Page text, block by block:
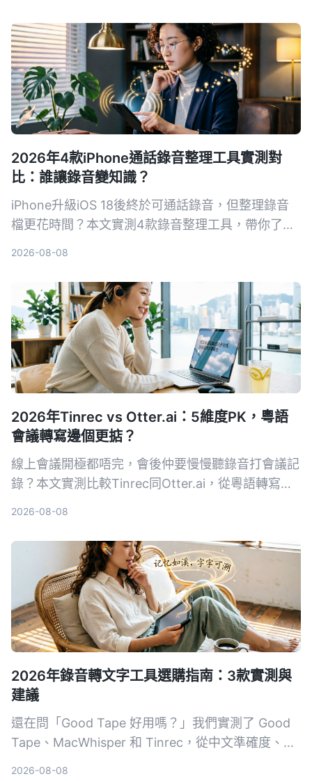
2026年4款iPhone通話錄音整理工具實測對
比：誰讓錄音變知識？
iPhone升級iOS 18後終於可通話錄音，但整理錄音
檔更花時間？本文實測4款錄音整理工具，帶你了解
2026-08-08
2026年Tinrec vs Otter.ai：5維度PK，粵語
會議轉寫邊個更掂？
線上會議開極都唔完，會後仲要慢慢聽錄音打會議記
錄？本文實測比較Tinrec同Otter.ai，從粵語轉寫、
2026-08-08
2026年錄音轉文字工具選購指南：3款實測與
建議
還在問「Good Tape 好用嗎？」我們實測了 Good
Tape、MacWhisper 和 Tinrec，從中文準確度、AI
2026-08-08